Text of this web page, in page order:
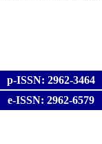
p-ISSN: 2962-3464
e-ISSN: 2962-6579